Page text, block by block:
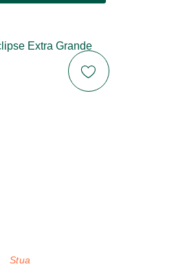
Stua